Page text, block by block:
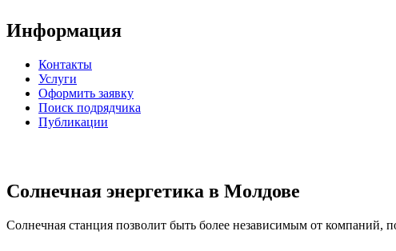
Информация
Контакты
Услуги
Оформить заявку
Поиск подрядчика
Публикации
Солнечная энергетика в Молдове
Солнечная станция позволит быть более независимым от компаний,